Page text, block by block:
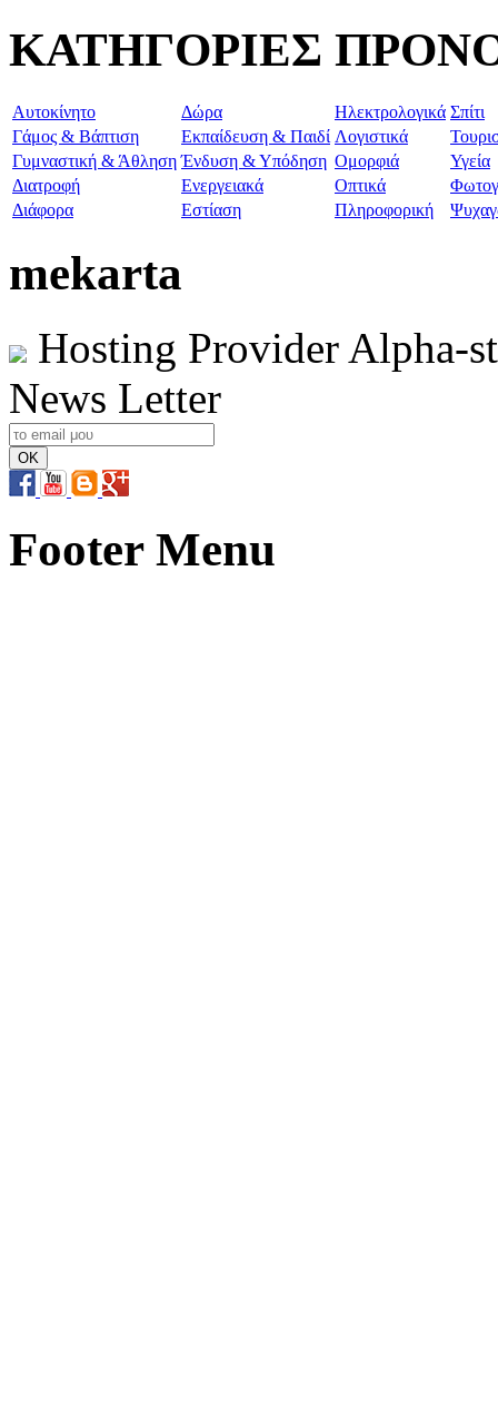
ΚΑΤΗΓΟΡΙΕΣ
Aυτοκίνητο Δώρα Ηλεκτρολογικά Σπίτι
Γάμος & Βάπτιση
Εκπαίδευση & Παιδί Λογιστικά
Γυμναστική & Άθληση Ένδυση & Υπόδηση Ομορφιά
Υγεία
Διατροφή
Ενεργειακά Οπτικά
Διάφορα
Εστίαση Πληροφορική
mekarta
Hosting Provider Alpha-
News Letter
Footer Menu